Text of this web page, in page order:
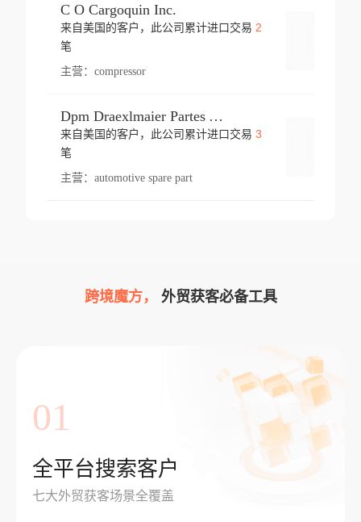
C O Cargoquin Inc.
来自美国的客户，此公司累计进口交易 2
笔
主营： compressor
Dpm Draexlmaier Partes Automotrices Corr Ind Huejotzingo
来自美国的客户，此公司累计进口交易 3
笔
主营： automotive spare part
跨境魔方， 外贸获客必备工具
01
全平台搜索客户
七大外贸获客场景全覆盖